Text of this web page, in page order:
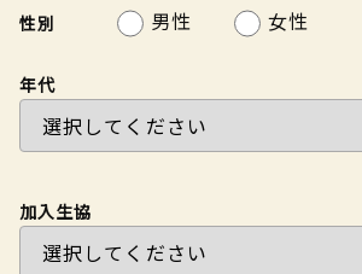
性別 男性 女性
年代
加入生協